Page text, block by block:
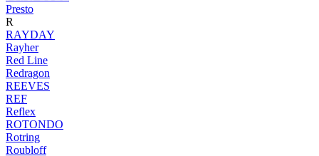
Presto
R
RAYDAY
Rayher
Red Line
Redragon
REEVES
REF
Reflex
ROTONDO
Rotring
Roubloff